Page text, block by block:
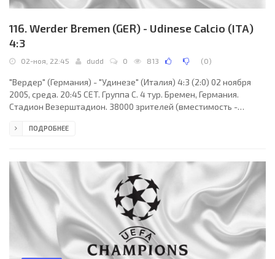
116. Werder Bremen (GER) - Udinese Calcio (ITA)
4:3
02-ноя, 22:45 dudd 0 813 (0)
"Вердер" (Германия) - "Удинезе" (Италия) 4:3 (2:0) 02 ноября
2005, среда. 20:45 CET. Группа C. 4 тур. Бремен, Германия.
Стадион Везерштадион. 38000 зрителей (вместимость -
(Россия), Алексей Монахов (Россия). Резервный: Станислав
80), Жоан Мику, Мирослав Клозе, Патрик Овомойела (Франк
Фаренхорст, 68), Леон Андреасен, Торстен
ПОДРОБНЕЕ